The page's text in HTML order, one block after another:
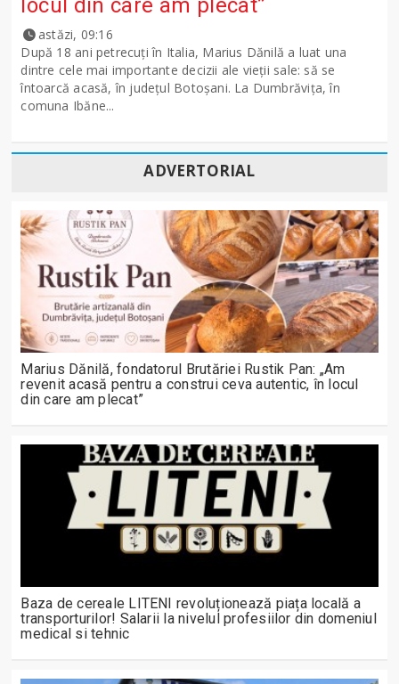
locul din care am plecat”
astăzi, 09:16
După 18 ani petrecuți în Italia, Marius Dănilă a luat una
dintre cele mai importante decizii ale vieții sale: să se
întoarcă acasă, în județul Botoșani. La Dumbrăvița, în
comuna Ibăne...
ADVERTORIAL
Marius Dănilă, fondatorul Brutăriei Rustik Pan: „Am
revenit acasă pentru a construi ceva autentic, în locul
din care am plecat”
Baza de cereale LITENI revoluționează piața locală a
transporturilor! Salarii la nivelul profesiilor din domeniul
medical si tehnic